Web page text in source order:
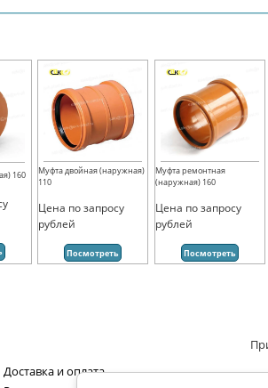
160
Муфта двойная (наружная)
110
Цена по запросу
рублей
Посмотреть
Муфта ремонтная
(наружная) 160
Цена по запросу
рублей
Посмотреть
Доставка и оплата